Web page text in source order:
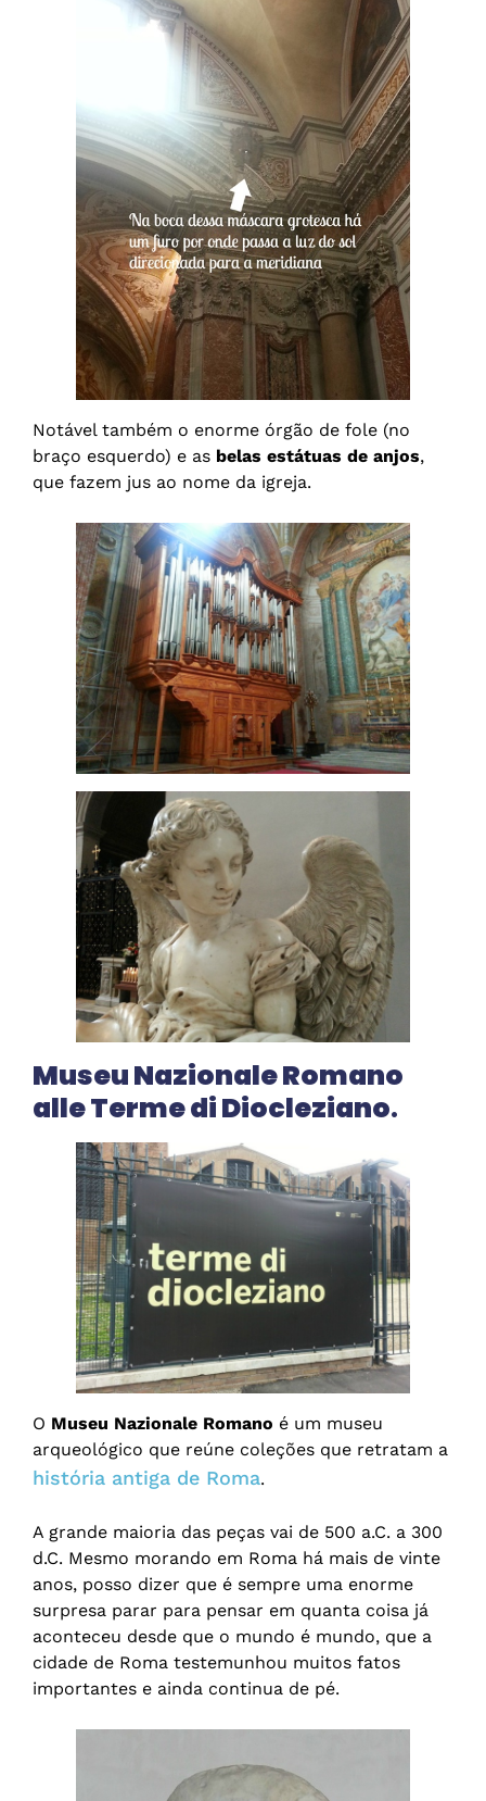
Notável também o enorme órgão de fole (no
braço esquerdo) e as belas estátuas de anjos,
que fazem jus ao nome da igreja.
Museu Nazionale Romano
alle Terme di Diocleziano.
O Museu Nazionale Romano é um museu
arqueológico que reúne coleções que retratam a
história antiga de Roma.
A grande maioria das peças vai de 500 a.C. a 300
d.C. Mesmo morando em Roma há mais de vinte
anos, posso dizer que é sempre uma enorme
surpresa parar para pensar em quanta coisa já
aconteceu desde que o mundo é mundo, que a
cidade de Roma testemunhou muitos fatos
importantes e ainda continua de pé.